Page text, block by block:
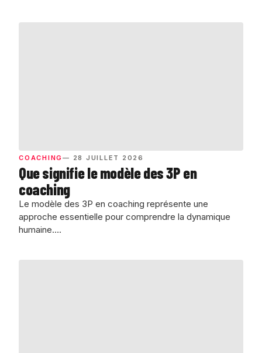
COACHING— 28 JUILLET 2026
Que signifie le modèle des 3P en
coaching
Le modèle des 3P en coaching représente une
approche essentielle pour comprendre la dynamique
humaine….